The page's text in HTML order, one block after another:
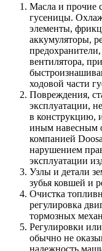
Масла и прочие
гусеницы.
элементы,
аккумуляторы,
вентилятора,
ходовой части
Повреждения,
эксплуатации,
в конструкцию,
иным навесным
компанией
нарушением
эксплуатации
Узлы и детали
зубья ковшей и
Очистка
регулировка
тормозных
Регулировки
обычно не
надежность